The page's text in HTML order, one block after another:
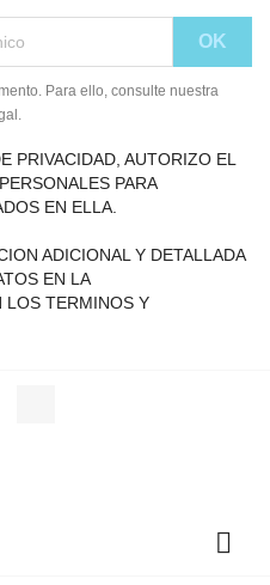
Para ello, consulte nuestra
PRIVACIDAD, AUTORIZO EL
PARA
EN ELLA.
ADICIONAL Y DETALLADA
EN LA
LOS TERMINOS Y
